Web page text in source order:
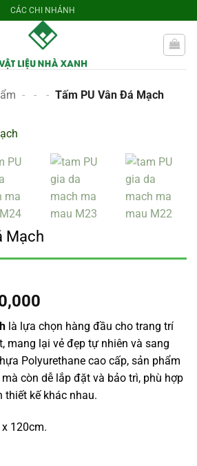
CÁC CHI NHÁNH
- - - Tấm PU Vân Đá Mạch
Mạch
hiện
tại
là:
₫330,000.
là lựa chọn hàng đầu cho trang trí
mang lại vẻ đẹp tự nhiên và sang
Polyurethane cao cấp, sản phẩm
còn dễ lắp đặt và bảo trì, phù hợp
thiết kế khác nhau.
120cm.